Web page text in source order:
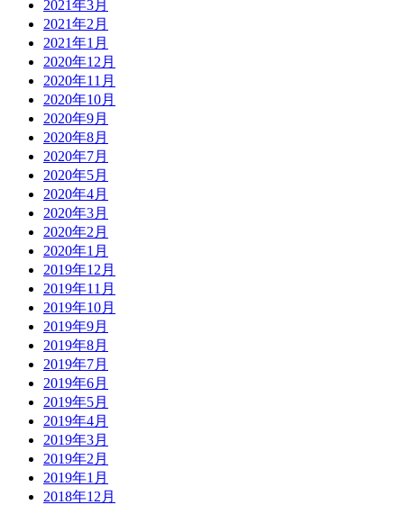
2021年3月
2021年2月
2021年1月
2020年12月
2020年11月
2020年10月
2020年9月
2020年8月
2020年7月
2020年5月
2020年4月
2020年3月
2020年2月
2020年1月
2019年12月
2019年11月
2019年10月
2019年9月
2019年8月
2019年7月
2019年6月
2019年5月
2019年4月
2019年3月
2019年2月
2019年1月
2018年12月